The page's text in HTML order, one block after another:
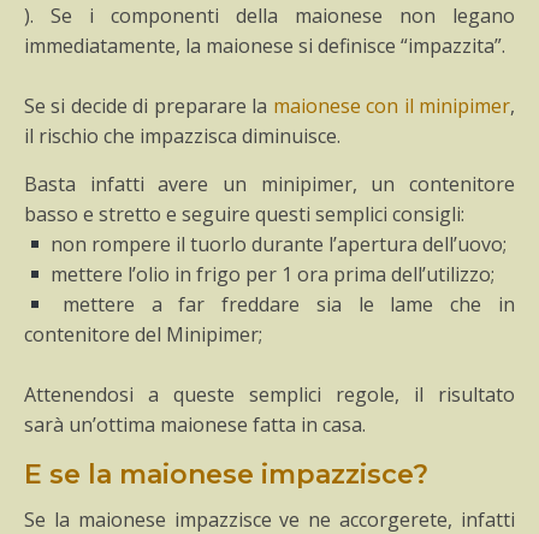
). Se i componenti della maionese non legano
immediatamente, la maionese si definisce “impazzita”.
Se si decide di preparare la maionese con il minipimer,
il rischio che impazzisca diminuisce.
Basta infatti avere un minipimer, un contenitore
basso e stretto e seguire questi semplici consigli:
non rompere il tuorlo durante l’apertura dell’uovo;
mettere l’olio in frigo per 1 ora prima dell’utilizzo;
mettere a far freddare sia le lame che in
contenitore del Minipimer;
Attenendosi a queste semplici regole, il risultato
sarà un’ottima maionese fatta in casa.
E se la maionese impazzisce?
Se la maionese impazzisce ve ne accorgerete, infatti